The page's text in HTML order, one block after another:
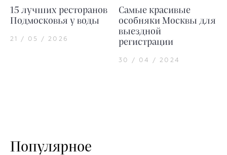
15 лучших ресторанов
Подмосковья у воды
21 / 05 / 2026
Самые красивые
особняки Москвы для
выездной
регистрации
30 / 04 / 2024
Популярное